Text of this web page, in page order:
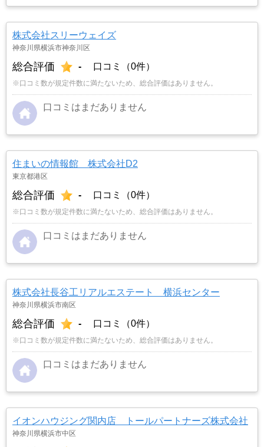
株式会社スリーウェイズ
神奈川県横浜市神奈川区
総合評価 - 口コミ（0件）
※口コミ数が規定件数に満たないため、総合評価はありません。
口コミはまだありません
住まいの情報館 株式会社D2
東京都港区
総合評価 - 口コミ（0件）
※口コミ数が規定件数に満たないため、総合評価はありません。
口コミはまだありません
株式会社長谷工リアルエステート 横浜センター
神奈川県横浜市南区
総合評価 - 口コミ（0件）
※口コミ数が規定件数に満たないため、総合評価はありません。
口コミはまだありません
イオンハウジング関内店 トールパートナーズ株式会社
神奈川県横浜市中区